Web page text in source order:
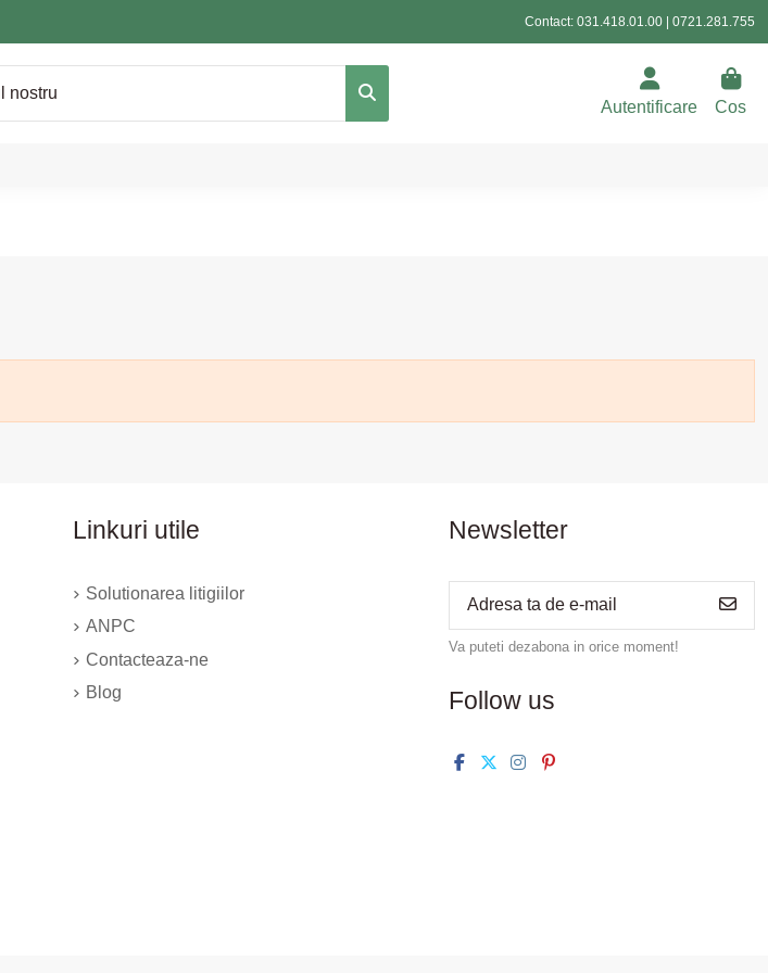
Contact: 031.418.01.00 0721.281.755
Autentificare Cos
Linkuri utile
Solutionarea litigiilor
ANPC
Contacteaza-ne
Blog
Newsletter
Va puteti dezabona in orice moment!
Follow us